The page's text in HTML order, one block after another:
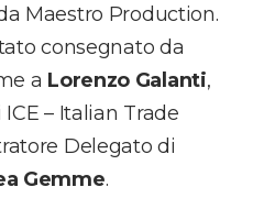
Maestro Production.
consegnato da
a Lorenzo Galanti,
– Italian Trade
Delegato di
Gemme.